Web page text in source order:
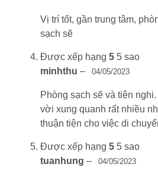
Vị trí tốt, gần trung tâm,
sạch sẽ
Được xếp hạng 5 5 sao
minhthu – 04/05/2023
Phòng sạch sẽ và tiện
vời xung quanh rất nhiều
thuận tiện cho việc di
Được xếp hạng 5 5 sao
tuanhung – 04/05/2023